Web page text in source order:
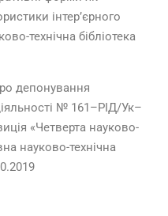
інтер’єрного
технічна бібліотека
депонування
№ 161–РІД/Ук–
«Четверта науково-
науково-технічна